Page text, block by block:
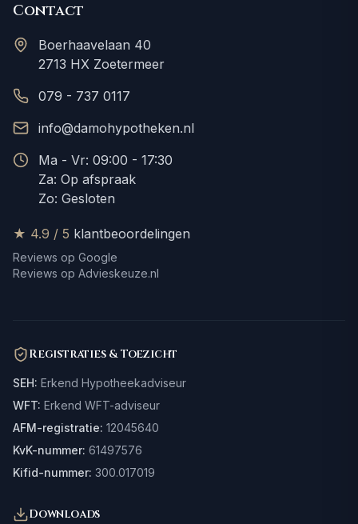
Contact
Boerhaavelaan 40
2713 HX Zoetermeer
079 - 737 0117
info@damohypotheken.nl
Ma - Vr: 09:00 - 17:30
Za: Op afspraak
Zo: Gesloten
★ 4.9 / 5 klantbeoordelingen
Reviews op Google
Reviews op Advieskeuze.nl
Registraties & Toezicht
SEH: Erkend Hypotheekadviseur
WFT: Erkend WFT-adviseur
AFM-registratie: 12045640
KvK-nummer: 61497576
Kifid-nummer: 300.017019
Downloads